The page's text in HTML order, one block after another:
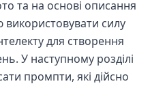
та на основі описання
силу
для створення
У наступному розділі
промпти, які дійсно